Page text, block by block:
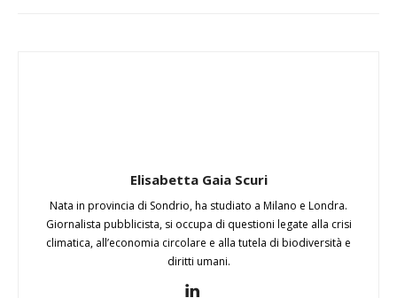
Elisabetta Gaia Scuri
Nata in provincia di Sondrio, ha studiato a Milano e Londra.
Giornalista pubblicista, si occupa di questioni legate alla crisi
climatica, all’economia circolare e alla tutela di biodiversità e
diritti umani.